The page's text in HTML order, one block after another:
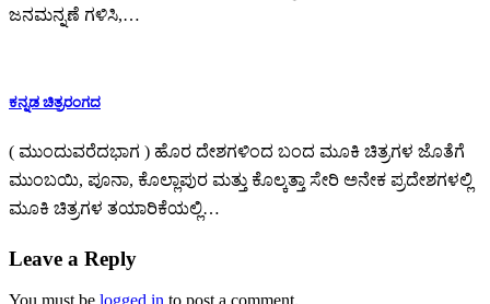
ಜನಮನ್ನಣೆ ಗಳಿಸಿ,…
ಕನ್ನಡ ಚಿತ್ರರಂಗದ
( ಮುಂದುವರೆದಭಾಗ ) ಹೊರ ದೇಶಗಳಿಂದ ಬಂದ ಮೂಕಿ ಚಿತ್ರಗಳ ಜೊತೆಗೆ
ಮುಂಬಯಿ, ಪೂನಾ, ಕೊಲ್ಲಾಪುರ ಮತ್ತು ಕೊಲ್ಕತ್ತಾ ಸೇರಿ ಅನೇಕ ಪ್ರದೇಶಗಳಲ್ಲಿ
ಮೂಕಿ ಚಿತ್ರಗಳ ತಯಾರಿಕೆಯಲ್ಲಿ…
Leave a Reply